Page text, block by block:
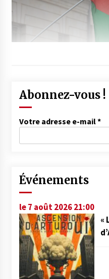
Abonnez-vous !
Votre adresse e-mail*
Événements
le 7 août 2026 21:00
«